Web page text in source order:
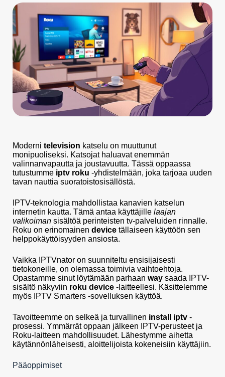
Moderni television katselu on muuttunut
monipuoliseksi. Katsojat haluavat enemmän
valinnanvapautta ja joustavuutta. Tässä oppaassa
tutustumme iptv roku -yhdistelmään, joka tarjoaa uuden
tavan nauttia suoratoistosisällöstä.
IPTV-teknologia mahdollistaa kanavien katselun
internetin kautta. Tämä antaa käyttäjille laajan
valikoiman sisältöä perinteisten tv-palveluiden rinnalle.
Roku on erinomainen device tällaiseen käyttöön sen
helppokäyttöisyyden ansiosta.
Vaikka IPTVnator on suunniteltu ensisijaisesti
tietokoneille, on olemassa toimivia vaihtoehtoja.
Opastamme sinut löytämään parhaan way saada IPTV-
sisältö näkyviin roku device -laitteellesi. Käsittelemme
myös IPTV Smarters -sovelluksen käyttöä.
Tavoitteemme on selkeä ja turvallinen install iptv -
prosessi. Ymmärrät oppaan jälkeen IPTV-perusteet ja
Roku-laitteen mahdollisuudet. Lähestymme aihetta
käytännönläheisesti, aloittelijoista kokeneisiin käyttäjiin.
Pääoppimiset